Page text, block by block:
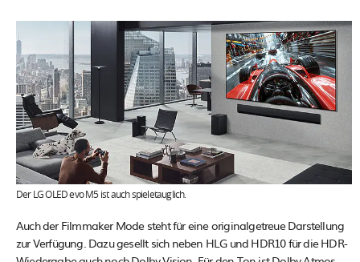
Der LG OLED evo M5 ist auch spieletauglich.
Auch der Filmmaker Mode steht für eine originalgetreue Darstellung
zur Verfügung. Dazu gesellt sich neben HLG und HDR10 für die HDR-